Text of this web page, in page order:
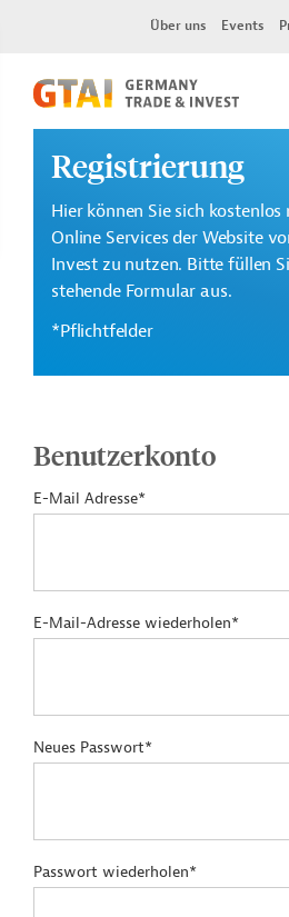
Über uns Events
Registrierung
Hier können Sie sich
Online Services der Website
Invest zu nutzen. Bitte füllen
stehende Formular aus.
*Pflichtfelder
Benutzerkonto
E-Mail Adresse*
E-Mail-Adresse wiederholen*
Neues Passwort*
Passwort wiederholen*